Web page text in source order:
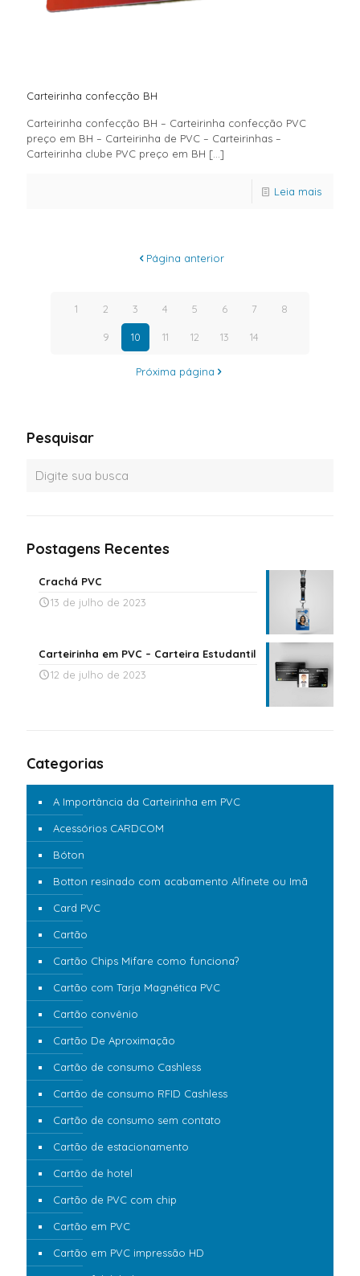
Carteirinha confecção BH
Carteirinha confecção BH – Carteirinha confecção PVC
preço em BH – Carteirinha de PVC – Carteirinhas –
Carteirinha clube PVC preço em BH […]
Leia mais
Página anterior
1 2 3 4 5 6 7 8
9 10 11 12 13 14
Próxima página
Pesquisar
Postagens Recentes
Crachá PVC
13 de julho de 2023
Carteirinha em PVC – Carteira Estudantil
12 de julho de 2023
Categorias
A Importância da Carteirinha em PVC
Acessórios CARDCOM
Bóton
Botton resinado com acabamento Alfinete ou Imã
Card PVC
Cartão
Cartão Chips Mifare como funciona?
Cartão com Tarja Magnética PVC
Cartão convênio
Cartão De Aproximação
Cartão de consumo Cashless
Cartão de consumo RFID Cashless
Cartão de consumo sem contato
Cartão de estacionamento
Cartão de hotel
Cartão de PVC com chip
Cartão em PVC
Cartão em PVC impressão HD